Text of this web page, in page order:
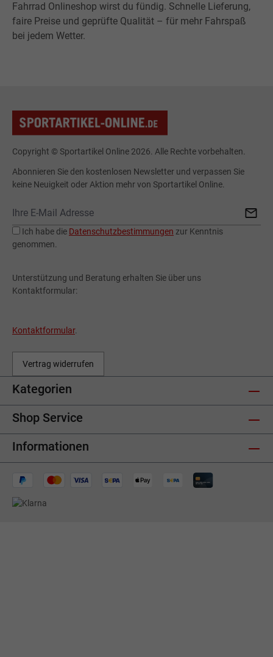
Fahrrad Onlineshop wirst du fündig. Schnelle Lieferung,
faire Preise und geprüfte Qualität – für mehr Fahrspaß
bei jedem Wetter.
Copyright © Sportartikel Online 2026. Alle Rechte vorbehalten.
Abonnieren Sie den kostenlosen Newsletter und verpassen Sie
keine Neuigkeit oder Aktion mehr von Sportartikel Online.
Ich habe die Datenschutzbestimmungen zur Kenntnis
genommen.
Unterstützung und Beratung erhalten Sie über uns
Kontaktformular:
Kontaktformular.
Vertrag widerrufen
Kategorien
Shop Service
Informationen